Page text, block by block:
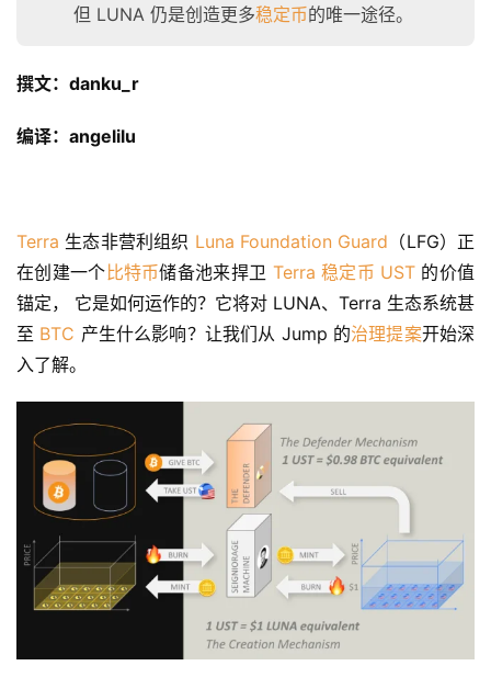
但 LUNA 仍是创造更多稳定币的唯一途径。
撰文：danku_r
编译：angelilu
Terra 生态非营利组织 Luna Foundation Guard （LFG）正
在创建一个 比特币储备池来捍卫 Terra 稳定币 UST 的价值
锚定， 它是如何运作的？它将对 LUNA、Terra 生态系统甚
至 BTC 产生什么影响？让我们从 Jump 的治理提案开始深
入了解。